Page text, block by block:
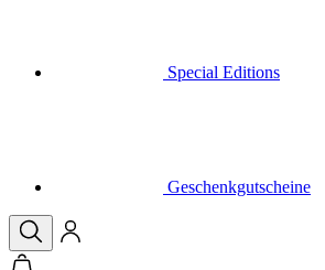
Ihr Warenkorb ist leer
Menü